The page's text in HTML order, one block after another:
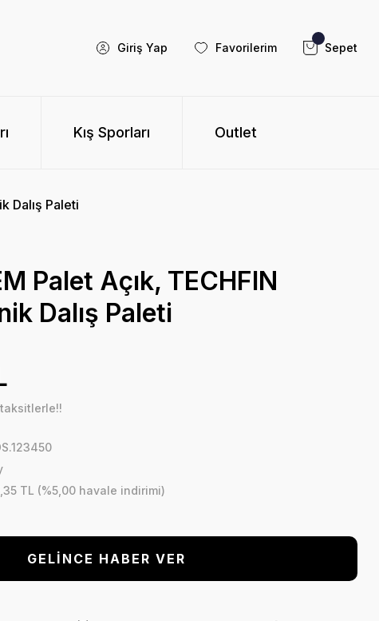
Giriş Yap Favorilerim Sepet
Kış Sporları Outlet
Dalış Paleti
Palet Açık, TECHFIN
Dalış Paleti
TL (%5,00 havale indirimi)
GELİNCE HABER VER